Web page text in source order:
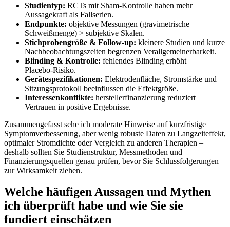
Studientyp: ⁢RCTs ‍mit Sham‑Kontrolle⁣ haben⁣ mehr‍
Aussagekraft ⁢als Fallserien.
Endpunkte: ‌objektive​ Messungen (gravimetrische
Schweißmenge) ⁢> subjektive Skalen.
Stichprobengröße &⁣ Follow‑up: kleinere​ Studien und kurze
Nachbeobachtungszeiten begrenzen⁢ Verallgemeinerbarkeit.
Blinding & ‌Kontrolle: fehlendes Blinding erhöht
Placebo‑Risiko.
Gerätespezifikationen: Elektrodenfläche, Stromstärke und
Sitzungsprotokoll beeinflussen die Effektgröße.
Interessenkonflikte: herstellerfinanzierung reduziert
‌Vertrauen⁤ in positive Ergebnisse.
Zusammengefasst sehe ich‌ moderate Hinweise ⁣auf kurzfristige
Symptomverbesserung, ‌aber wenig⁣ robuste Daten zu Langzeiteffekt,
optimaler ⁣Stromdichte oder Vergleich zu anderen ​Therapien –
deshalb sollten Sie Studienstruktur, Messmethoden und
Finanzierungsquellen genau prüfen, ⁤bevor Sie Schlussfolgerungen
zur Wirksamkeit ziehen.
Welche häufigen ‌Aussagen und ​Mythen
ich überprüft habe ‍und wie Sie ‍sie
⁣fundiert einschätzen